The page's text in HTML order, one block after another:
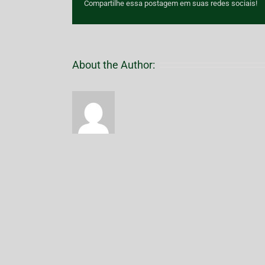
Compartilhe essa postagem em suas redes sociais!
About the Author: